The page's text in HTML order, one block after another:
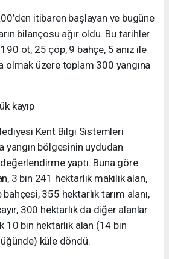
itibaren başlayan ve bugüne
bilançosu ağır oldu. Bu tarihler
ot, 25 çöp, 9 bahçe, 5 anız ile
olmak üzere toplam 300 yangına
kayıp
Kent Bilgi Sistemleri
yangın bölgesinin uydudan
yaptı. Buna göre
3 bin 241 hektarlık makilik alan,
355 hektarlık tarım alanı,
300 hektarlık da diğer alanlar
10 bin hektarlık alan (14 bin
küle döndü.